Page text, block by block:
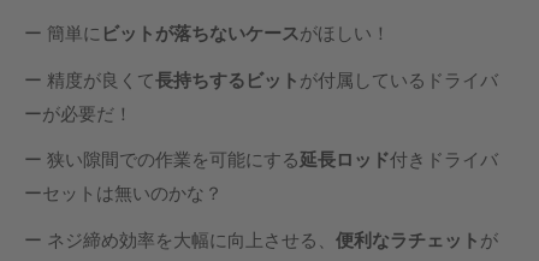
ー 簡単に ビットが落ちないケースがほしい！
ー 精度が良くて長持ちするビット が付属しているドライバ
ーが必要だ！
ー 狭い隙間での作業を可能にする延長ロッド付きドライバ
ーセットは無いのかな？
ー ネジ締め効率を大幅に向上させる、 便利なラチェット が